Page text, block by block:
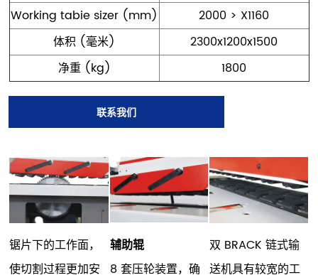
Working tabie sizer (mm)
2000 > X1160
体积 (毫米)
2300x1200x1500
净重 (kg)
1800
联系我们
锯片下的工作面，
使切割过程更加安
辅助辊
8 套压轮装置，确
双 BRACK 链式输
送机具有较宽的工